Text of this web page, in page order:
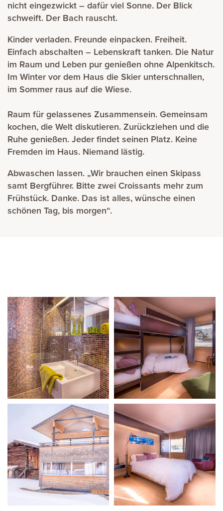
nicht eingezwickt – dafür viel Sonne. Der Blick
schweift. Der Bach rauscht.
Kinder verladen. Freunde einpacken. Freiheit.
Einfach abschalten – Lebenskraft tanken. Die Natur
im Raum und Leben pur genießen ohne Alpenkitsch.
Im Winter vor dem Haus die Skier unterschnallen,
im Sommer raus auf die Wiese.
Raum für gelassenes Zusammensein. Gemeinsam
kochen, die Welt diskutieren. Zurückziehen und die
Ruhe genießen. Jeder findet seinen Platz. Keine
Fremden im Haus. Niemand lästig.
Abwaschen lassen. „Wir brauchen einen Skipass
samt Bergführer. Bitte zwei Croissants mehr zum
Frühstück. Danke. Das ist alles, wünsche einen
schönen Tag, bis morgen“.